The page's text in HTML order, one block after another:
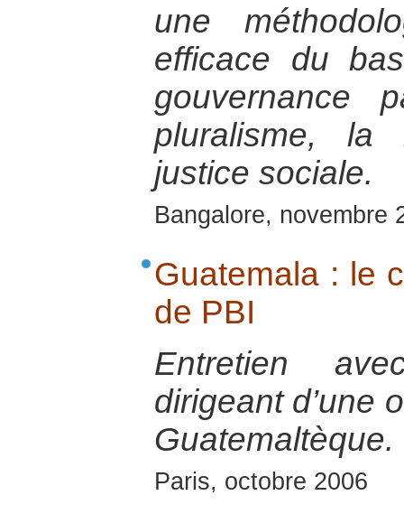
une
efficace du
gouvernance
pluralisme, la
justice sociale.
Bangalore, novembre
Guatemala : le
de PBI
Entretien
dirigeant d’une
Guatemaltèque.
Paris, octobre 2006